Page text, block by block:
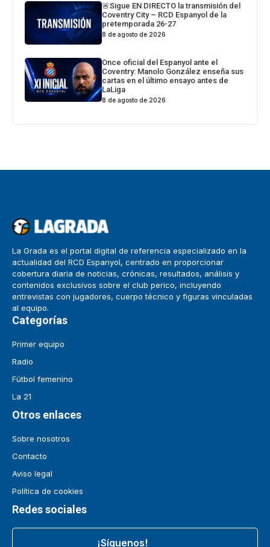
🚨Sigue EN DIRECTO la transmisión del
Coventry City – RCD Espanyol de la
pretemporada 26-27
8 de agosto de 2026
Once oficial del Espanyol ante el
Coventry: Manolo González enseña sus
cartas en el último ensayo antes de
LaLiga
8 de agosto de 2026
La Grada es el portal digital de referencia especializado en la
actualidad del RCD Espanyol, centrado en proporcionar
cobertura diaria de noticias, crónicas, resultados, análisis y
contenidos exclusivos sobre el club perico, incluyendo
entrevistas con jugadores, cuerpo técnico y figuras vinculadas
al equipo.
Categorías
Primer equipo
Radio
Fútbol femenino
La 21
Otros enlaces
Sobre nosotros
Contacto
Aviso legal
Política de cookies
Redes sociales
¡Síguenos!